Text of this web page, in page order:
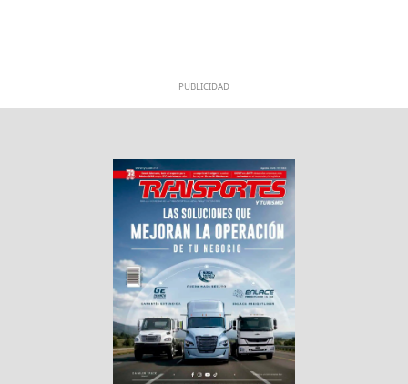
PUBLICIDAD